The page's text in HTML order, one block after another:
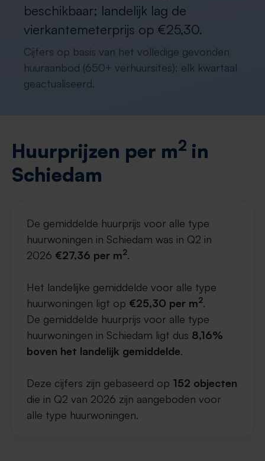
beschikbaar; landelijk lag de
vierkantemeterprijs op €25,30.
Cijfers op basis van het volledige gevonden
huuraanbod (650+ verhuursites); elk kwartaal
geactualiseerd.
Huurprijzen per m2 in
Schiedam
De gemiddelde huurprijs voor alle type
huurwoningen in Schiedam was in Q2 in
2026 €27,36 per m2.
Het landelijke gemiddelde voor alle type
huurwoningen ligt op €25,30 per m2.
De gemiddelde huurprijs voor alle type
huurwoningen in Schiedam ligt dus 8,16%
boven het landelijk gemiddelde.
Deze cijfers zijn gebaseerd op 152 objecten
die in Q2 van 2026 zijn aangeboden voor
alle type huurwoningen.